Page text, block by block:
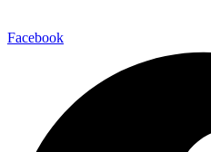
Facebook